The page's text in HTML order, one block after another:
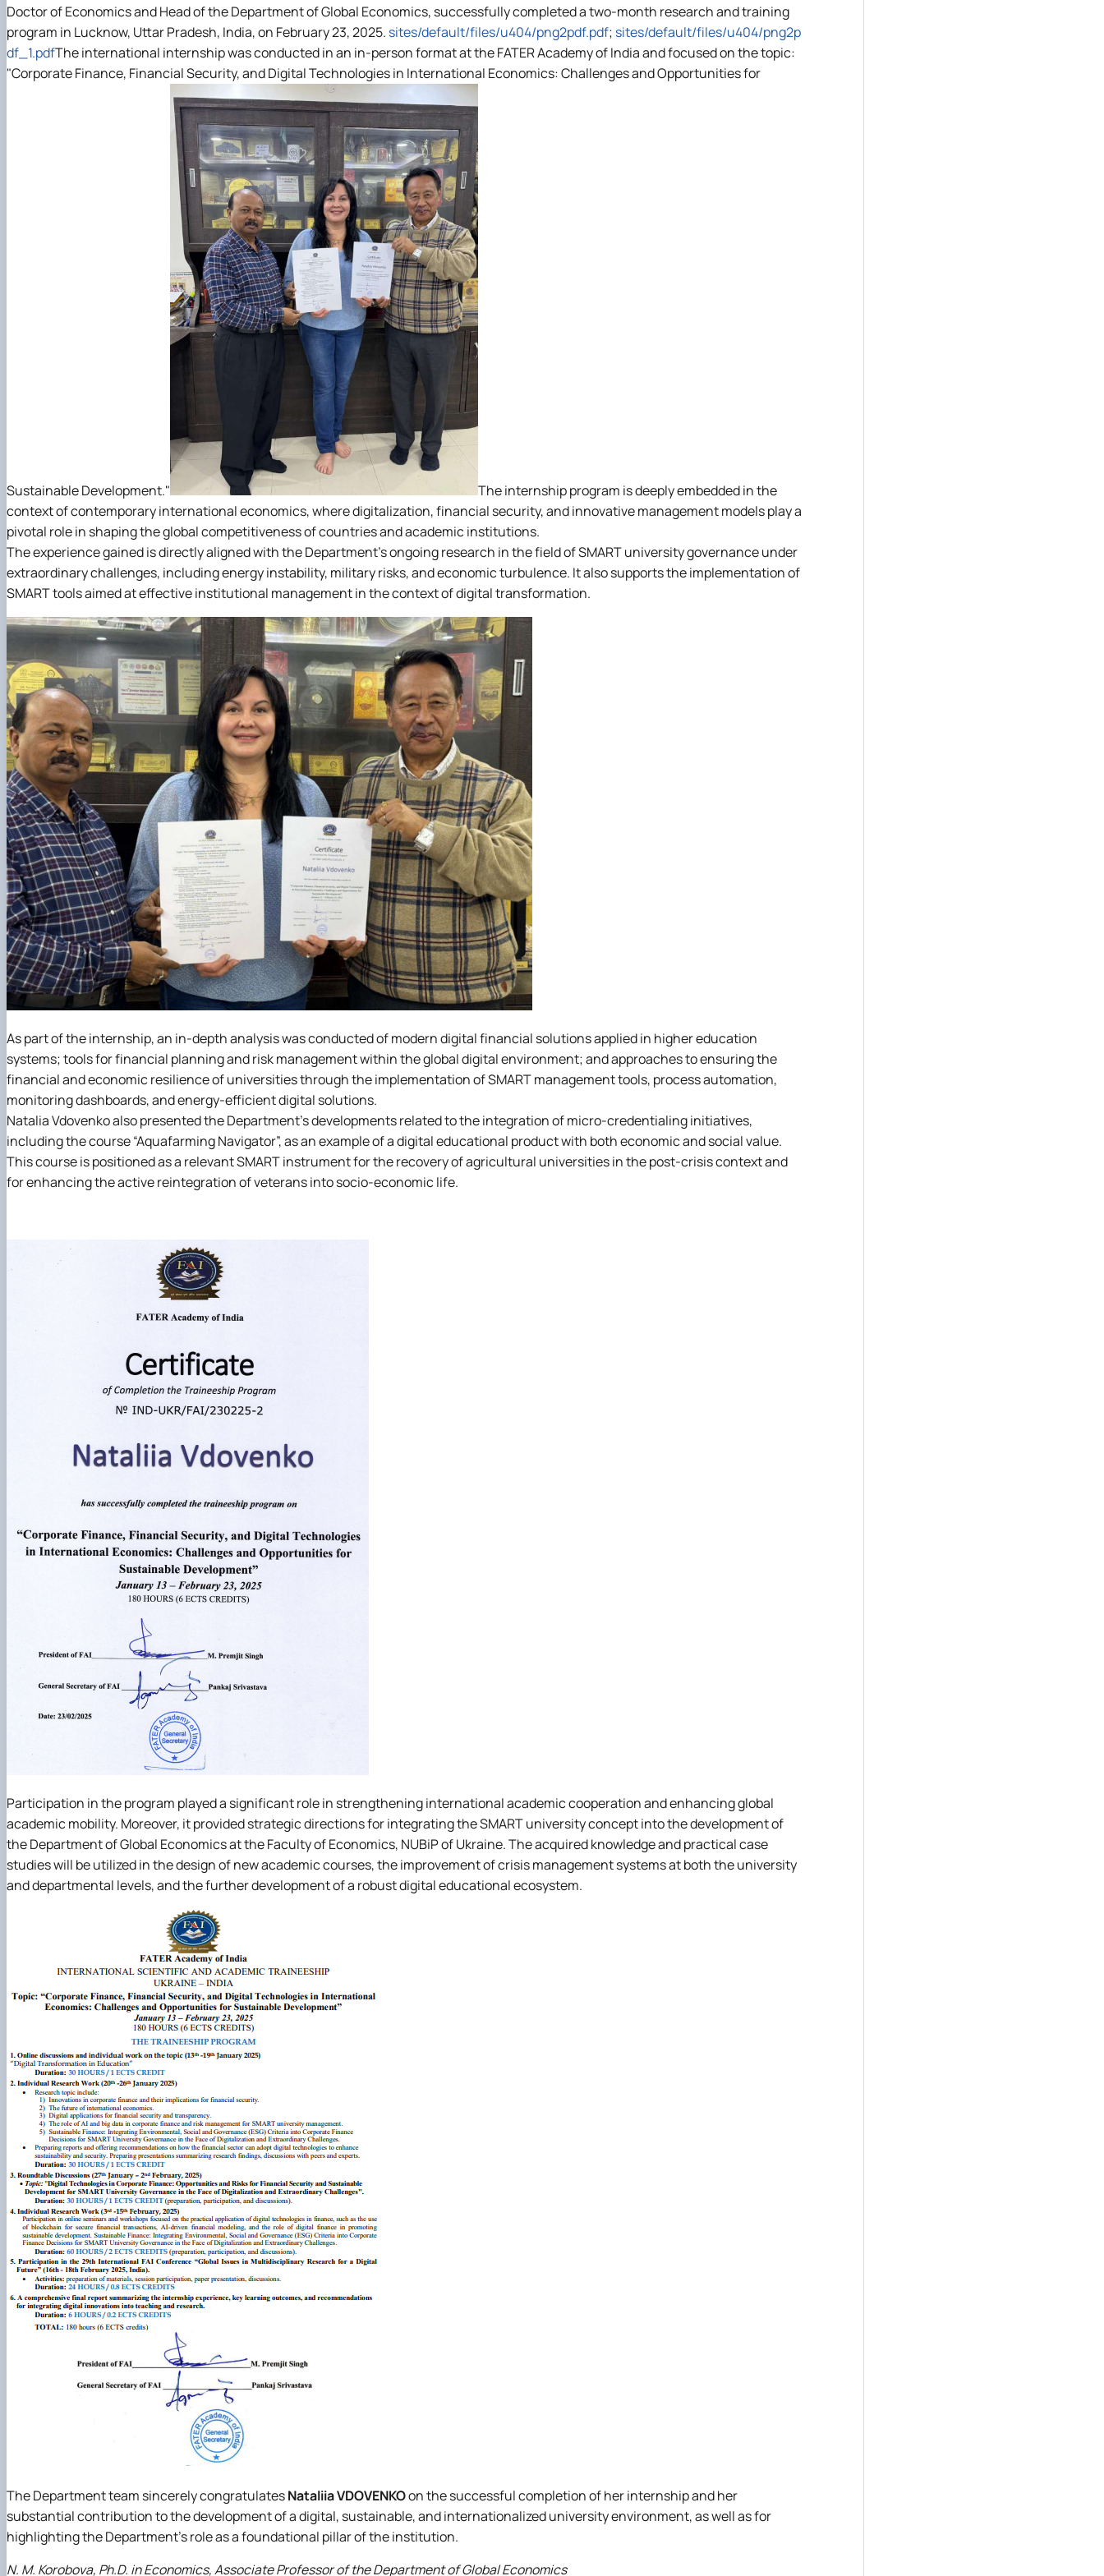
Doctor of Economics and Head of the Department of Global Economics, successfully completed a two-month research and training
program in Lucknow, Uttar Pradesh, India, on February 23, 2025. sites/default/files/u404/png2pdf.pdf; sites/default/files/u404/png2p
df_1.pdfThe international internship was conducted in an in-person format at the FATER Academy of India and focused on the topic:
"Corporate Finance, Financial Security, and Digital Technologies in International Economics: Challenges and Opportunities for
Sustainable Development."
The internship program is deeply embedded in the
context of contemporary international economics, where digitalization, financial security, and innovative management models play a
pivotal role in shaping the global competitiveness of countries and academic institutions.
The experience gained is directly aligned with the Department's ongoing research in the field of SMART university governance under
extraordinary challenges, including energy instability, military risks, and economic turbulence. It also supports the implementation of
SMART tools aimed at effective institutional management in the context of digital transformation.
As part of the internship, an in-depth analysis was conducted of modern digital financial solutions applied in higher education
systems; tools for financial planning and risk management within the global digital environment; and approaches to ensuring the
financial and economic resilience of universities through the implementation of SMART management tools, process automation,
monitoring dashboards, and energy-efficient digital solutions.
Natalia Vdovenko also presented the Department’s developments related to the integration of micro-credentialing initiatives,
including the course “Aquafarming Navigator”, as an example of a digital educational product with both economic and social value.
This course is positioned as a relevant SMART instrument for the recovery of agricultural universities in the post-crisis context and
for enhancing the active reintegration of veterans into socio-economic life.
Participation in the program played a significant role in strengthening international academic cooperation and enhancing global
academic mobility. Moreover, it provided strategic directions for integrating the SMART university concept into the development of
the Department of Global Economics at the Faculty of Economics, NUBiP of Ukraine. The acquired knowledge and practical case
studies will be utilized in the design of new academic courses, the improvement of crisis management systems at both the university
and departmental levels, and the further development of a robust digital educational ecosystem.
The Department team sincerely congratulatesNataliia VDOVENKOon the successful completion of her internship and her
substantial contribution to the development of a digital, sustainable, and internationalized university environment, as well as for
highlighting the Department’s role as a foundational pillar of the institution.
N. M. Korobova, Ph.D. in Economics, Associate Professor of the Department of Global Economics